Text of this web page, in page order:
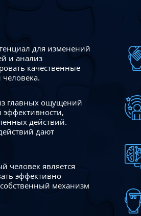
для изменений
и анализ
качественные
главных ощущений
эффективности,
действий.
дают
человек является
эффективно
собственный механизм